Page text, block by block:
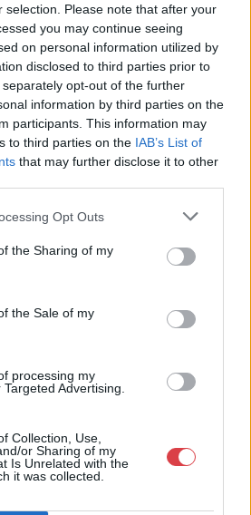
selection. Please note that after your
you may continue seeing
on personal information utilized by
disclosed to third parties prior to
opt-out of the further
information by third parties on the
participants. This information may
to third parties on the IAB’s List of
that may further disclose it to other
Opt Outs
the Sharing of my
the Sale of my
processing my
Advertising.
Collection, Use,
or Sharing of my
Is Unrelated with the
it was collected.
Eladó:Biksady Galéria
Cím: Törő Tamás
Biksady Galéria Kft.
1055, Budapest, Falk Miksa u.
24-26.
Telefon: 061/784-1111 061/780-
9307
Weboldal:
MŰTÁRGYAI